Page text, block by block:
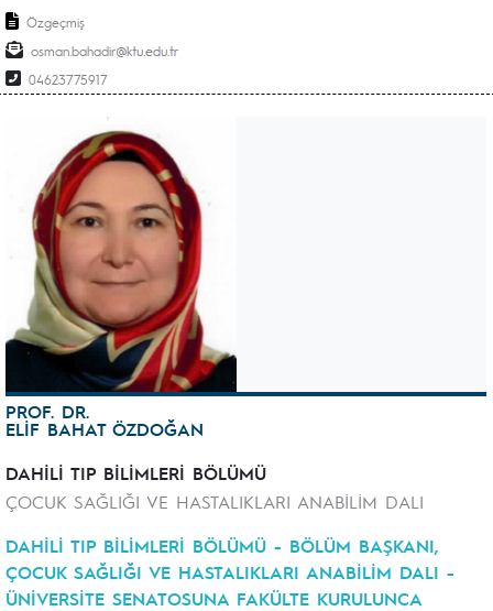
Özgeçmiş
osman.bahadir
04623775917
PROF. DR.
ELİF BAHAT ÖZDOĞAN
DAHİLİ TIP BİLİMLERİ BÖLÜMÜ
ÇOCUK SAĞLIĞI VE HASTALIKLARI ANABİLİM DALI
DAHİLİ TIP BİLİMLERİ BÖLÜMÜ - BÖLÜM BAŞKANI,
ÇOCUK SAĞLIĞI VE HASTALIKLARI ANABİLİM DALI -
ÜNİVERSİTE SENATOSUNA FAKÜLTE KURULUNCA